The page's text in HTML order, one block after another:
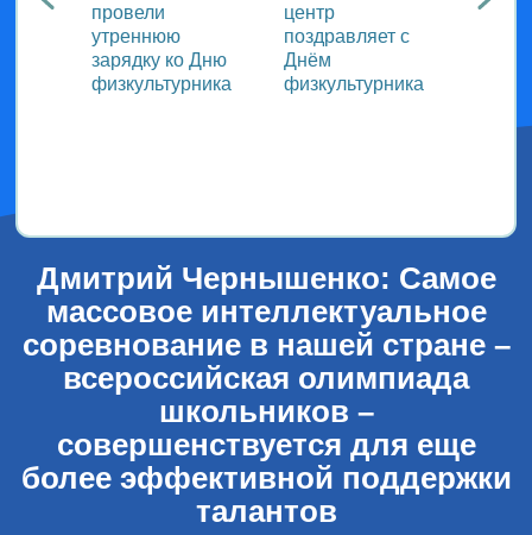
провели
утреннюю
зарядку ко Дню
физкультурника
центр
поздравляет с
Днём
физкультурника
Дмитрий Чернышенко: Самое
массовое интеллектуальное
соревнование в нашей стране –
всероссийская олимпиада
школьников –
совершенствуется для еще
более эффективной поддержки
талантов